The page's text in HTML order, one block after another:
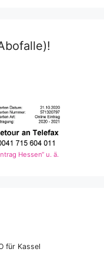
Hessen“ u. ä.
für Kassel